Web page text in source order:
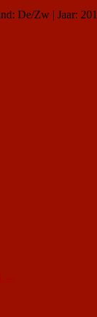
De/Zw | Jaar: